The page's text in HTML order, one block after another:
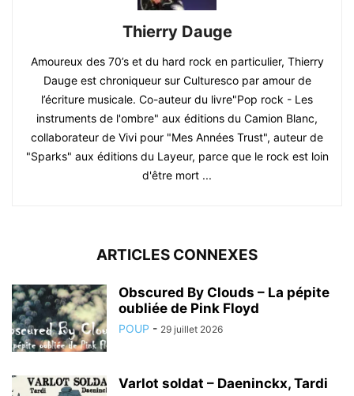
Thierry Dauge
Amoureux des 70’s et du hard rock en particulier, Thierry
Dauge est chroniqueur sur Culturesco par amour de
l’écriture musicale. Co-auteur du livre"Pop rock - Les
instruments de l'ombre" aux éditions du Camion Blanc,
collaborateur de Vivi pour "Mes Années Trust", auteur de
"Sparks" aux éditions du Layeur, parce que le rock est loin
d'être mort ...
ARTICLES CONNEXES
Obscured By Clouds – La pépite
oubliée de Pink Floyd
POUP - 29 juillet 2026
Varlot soldat – Daeninckx, Tardi